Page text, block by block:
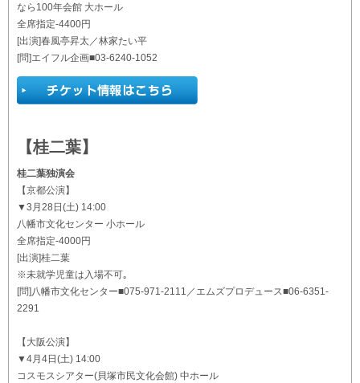
なら100年会館 大ホール
全席指定-4400円
[出演]春風亭昇太／林家たい平
[問]エイフル企画■03-6240-1052
【桂二葉】
桂二葉独演会
【京都公演】
▼3月28日(土) 14:00
八幡市文化センター 小ホール
全席指定-4000円
[出演]桂二葉
※未就学児童は入場不可｡
[問]八幡市文化センター■075-971-2111／エムズプロデュース■06-6351-
2291
【大阪公演】
▼4月4日(土) 14:00
コスモスシアター(貝塚市民文化会館) 中ホール